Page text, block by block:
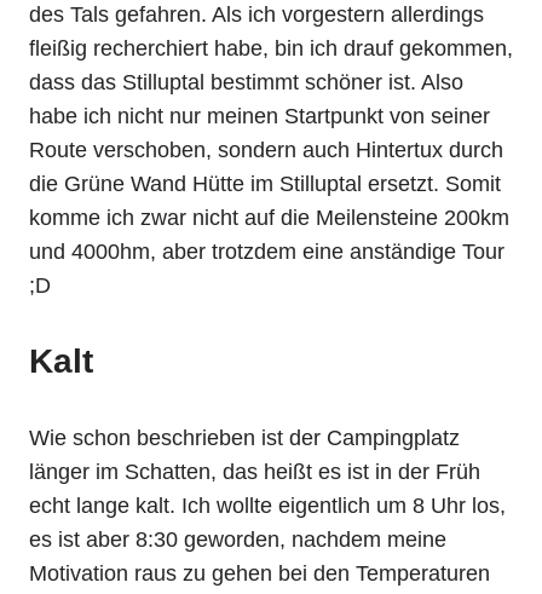
des Tals gefahren. Als ich vorgestern allerdings
fleißig recherchiert habe, bin ich drauf gekommen,
dass das Stilluptal bestimmt schöner ist. Also
habe ich nicht nur meinen Startpunkt von seiner
Route verschoben, sondern auch Hintertux durch
die Grüne Wand Hütte im Stilluptal ersetzt. Somit
komme ich zwar nicht auf die Meilensteine 200km
und 4000hm, aber trotzdem eine anständige Tour
;D
Kalt
Wie schon beschrieben ist der Campingplatz
länger im Schatten, das heißt es ist in der Früh
echt lange kalt. Ich wollte eigentlich um 8 Uhr los,
es ist aber 8:30 geworden, nachdem meine
Motivation raus zu gehen bei den Temperaturen